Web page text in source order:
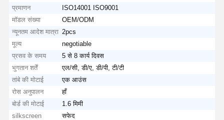
प्रमाणन
ISO14001 ISO9001
मॉडल संख्या
OEM/ODM
न्यूनतम आदेश मात्रा 2pcs
मूल्य
negotiable
प्रसव के समय
5 से 8 कार्य दिवस
भुगतान शर्तें
एल/सी, डी/ए, डी/पी, टी/टी
तांबे की मोटाई
एक आउंस
रोस अनुपालन
हाँ
बोर्ड की मोटाई
1.6 मिमी
silkscreen
सफेद